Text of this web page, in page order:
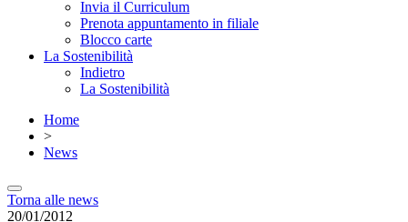
Invia il Curriculum
Prenota appuntamento in filiale
Blocco carte
La Sostenibilità
Indietro
La Sostenibilità
Home
>
News
Torna alle news
20/01/2012